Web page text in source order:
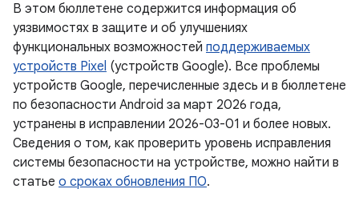
В этом бюллетене содержится информация об
уязвимостях в защите и об улучшениях
функциональных возможностей поддерживаемых
устройств Pixel (устройств Google). Все проблемы
устройств Google, перечисленные здесь и в бюллетене
по безопасности Android за март 2026 года,
устранены в исправлении 2026-03-01 и более новых.
Сведения о том, как проверить уровень исправления
системы безопасности на устройстве, можно найти в
статье о сроках обновления ПО.